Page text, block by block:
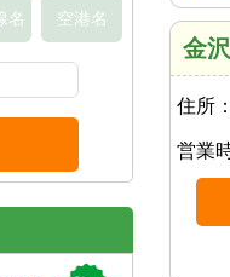
金
住所：
営業
名 空港名